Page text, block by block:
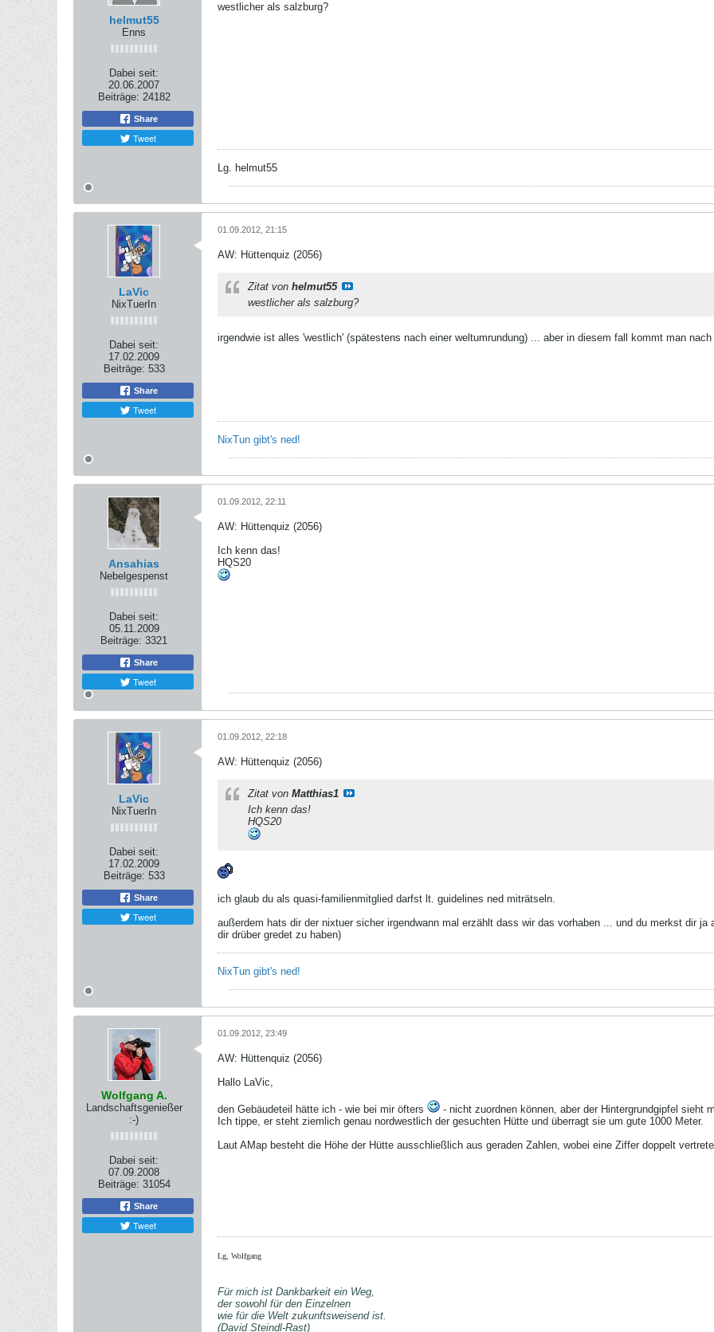
helmut55
Enns
Dabei seit:
20.06.2007
Beiträge: 24182
Share
Tweet
westlicher als salzburg?
Lg. helmut55
LaVic
NixTuerIn
Dabei seit:
17.02.2009
Beiträge: 533
Share
Tweet
01.09.2012, 21:15
AW: Hüttenquiz (2056)
Zitat von helmut55
westlicher als salzburg?
irgendwie ist alles 'westlich' (spätestens nach einer weltumrundung) ... aber in diesem fall kommt man
NixTun gibt's ned!
Ansahias
Nebelgespenst
Dabei seit:
05.11.2009
Beiträge: 3321
Share
Tweet
01.09.2012, 22:11
AW: Hüttenquiz (2056)
Ich kenn das!
HQS20
LaVic
NixTuerIn
Dabei seit:
17.02.2009
Beiträge: 533
Share
Tweet
01.09.2012, 22:18
AW: Hüttenquiz (2056)
Zitat von Matthias1
Ich kenn das!
HQS20
ich glaub du als quasi-familienmitglied darfst lt. guidelines ned miträtseln.
außerdem hats dir der nixtuer sicher irgendwann mal erzählt dass wir das vorhaben ... und du merkst dir
dir drüber gredet zu haben)
NixTun gibt's ned!
Wolfgang A.
Landschaftsgenießer
:-)
Dabei seit:
07.09.2008
Beiträge: 31054
Share
Tweet
01.09.2012, 23:49
AW: Hüttenquiz (2056)
Hallo LaVic,
den Gebäudeteil hätte ich - wie bei mir öfters
- nicht zuordnen können, aber der Hintergrundgipfel sieht
Ich tippe, er steht ziemlich genau nordwestlich der gesuchten Hütte und überragt sie um gute 1000 Meter.
Laut AMap besteht die Höhe der Hütte ausschließlich aus geraden Zahlen, wobei eine Ziffer doppelt
Lg, Wolfgang
Für mich ist Dankbarkeit ein Weg,
der sowohl für den Einzelnen
wie für die Welt zukunftsweisend ist.
(David Steindl-Rast)